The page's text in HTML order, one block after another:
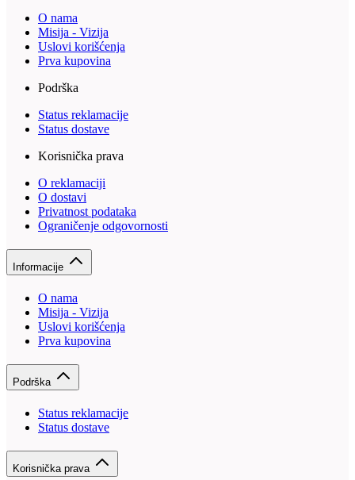
O nama
Misija - Vizija
Uslovi korišćenja
Prva kupovina
Podrška
Status reklamacije
Status dostave
Korisnička prava
O reklamaciji
O dostavi
Privatnost podataka
Ograničenje odgovornosti
Informacije
O nama
Misija - Vizija
Uslovi korišćenja
Prva kupovina
Podrška
Status reklamacije
Status dostave
Korisnička prava